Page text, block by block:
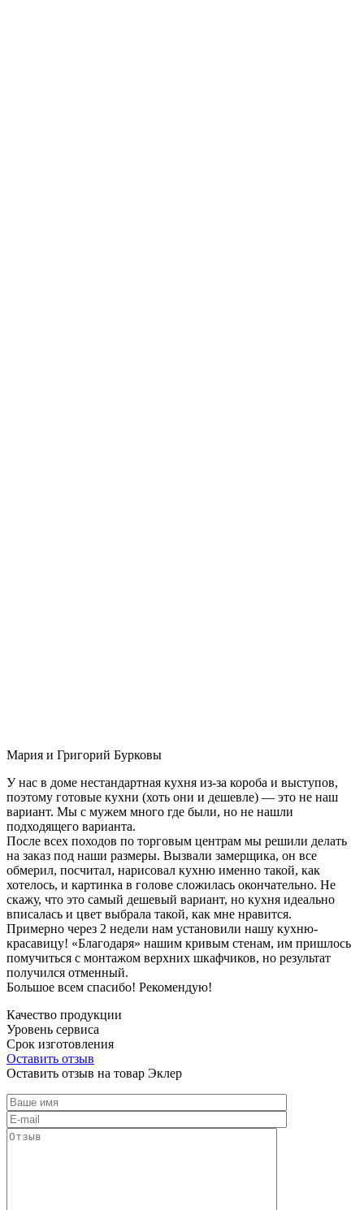
Мария и Григорий Бурковы
У нас в доме нестандартная кухня из-за короба и выступов,
поэтому готовые кухни (хоть они и дешевле) — это не наш
вариант. Мы с мужем много где были, но не нашли
подходящего варианта.
После всех походов по торговым центрам мы решили делать
на заказ под наши размеры. Вызвали замерщика, он все
обмерил, посчитал, нарисовал кухню именно такой, как
хотелось, и картинка в голове сложилась окончательно. Не
скажу, что это самый дешевый вариант, но кухня идеально
вписалась и цвет выбрала такой, как мне нравится.
Примерно через 2 недели нам установили нашу кухню-
красавицу! «Благодаря» нашим кривым стенам, им пришлось
помучиться с монтажом верхних шкафчиков, но результат
получился отменный.
Большое всем спасибо! Рекомендую!
Качество продукции
Уровень сервиса
Срок изготовления
Оставить отзыв
Оставить отзыв на товар Эклер